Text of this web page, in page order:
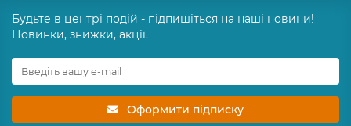
Будьте в центрі подій - підпишіться на наші новини!
Новинки, знижки, акції.
Оформити підписку